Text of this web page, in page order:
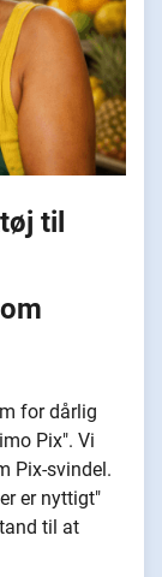
til
for dårlig
Pix". Vi
Pix-svindel.
er nyttigt"
til at